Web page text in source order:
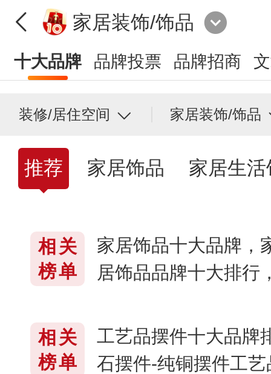
家居装饰/饰品
十大品牌 品牌投票 品牌招商
装修/居住空间 家居装饰/饰品
推荐 家居饰品 家居生活
相关
榜单
家居饰品十大品牌，
居饰品品牌十大排行
相关
榜单
工艺品摆件十大品牌
石摆件-纯铜摆件工